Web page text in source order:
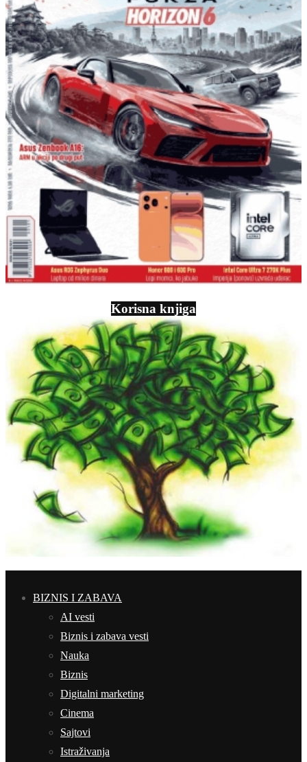
Korisna knjiga
BIZNIS I ZABAVA
AI vesti
Biznis i zabava vesti
Nauka
Biznis
Digitalni marketing
Cinema
Sajtovi
Istraživanja